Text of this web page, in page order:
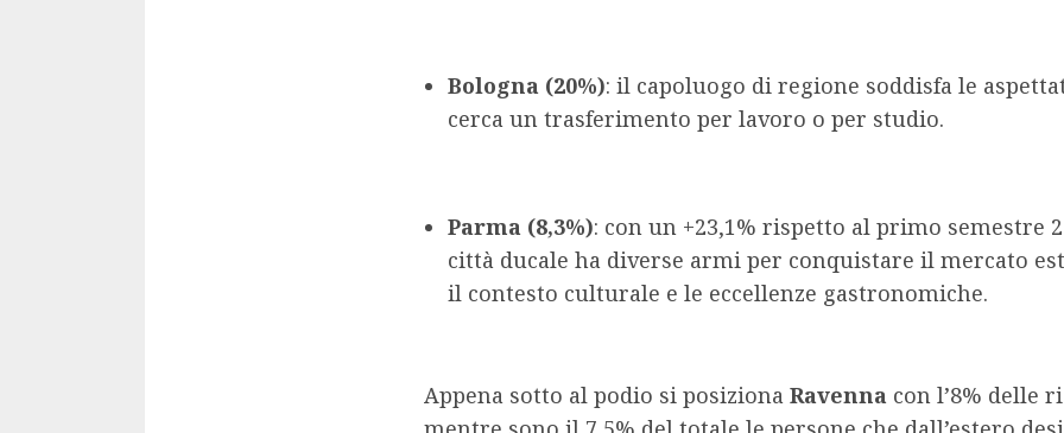
Bologna (20%): il capoluogo di regione soddisfa le
cerca un trasferimento per lavoro o per studio.
Parma (8,3%): con un +23,1% rispetto al primo semestre
città ducale ha diverse armi per conquistare il mercato
il contesto culturale e le eccellenze gastronomiche.
Appena sotto al podio si posiziona Ravenna con l’8% delle